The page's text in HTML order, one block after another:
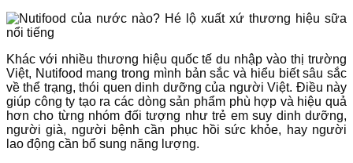
Khác với nhiều thương hiệu quốc tế du nhập vào thị trường
Việt, Nutifood mang trong mình bản sắc và hiểu biết sâu sắc
về thể trạng, thói quen dinh dưỡng của người Việt. Điều này
giúp công ty tạo ra các dòng sản phẩm phù hợp và hiệu quả
hơn cho từng nhóm đối tượng như trẻ em suy dinh dưỡng,
người già, người bệnh cần phục hồi sức khỏe, hay người
lao động cần bổ sung năng lượng.